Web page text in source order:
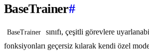
BaseTrainer#
BaseTrainer
sınıfı, çeşitli görevlere
fonksiyonları geçersiz kılarak kendi özel